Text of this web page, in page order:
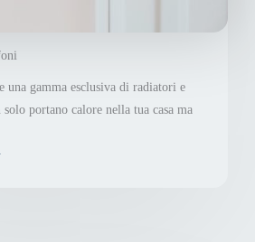
una gamma esclusiva di radiatori e
portano calore nella tua casa ma